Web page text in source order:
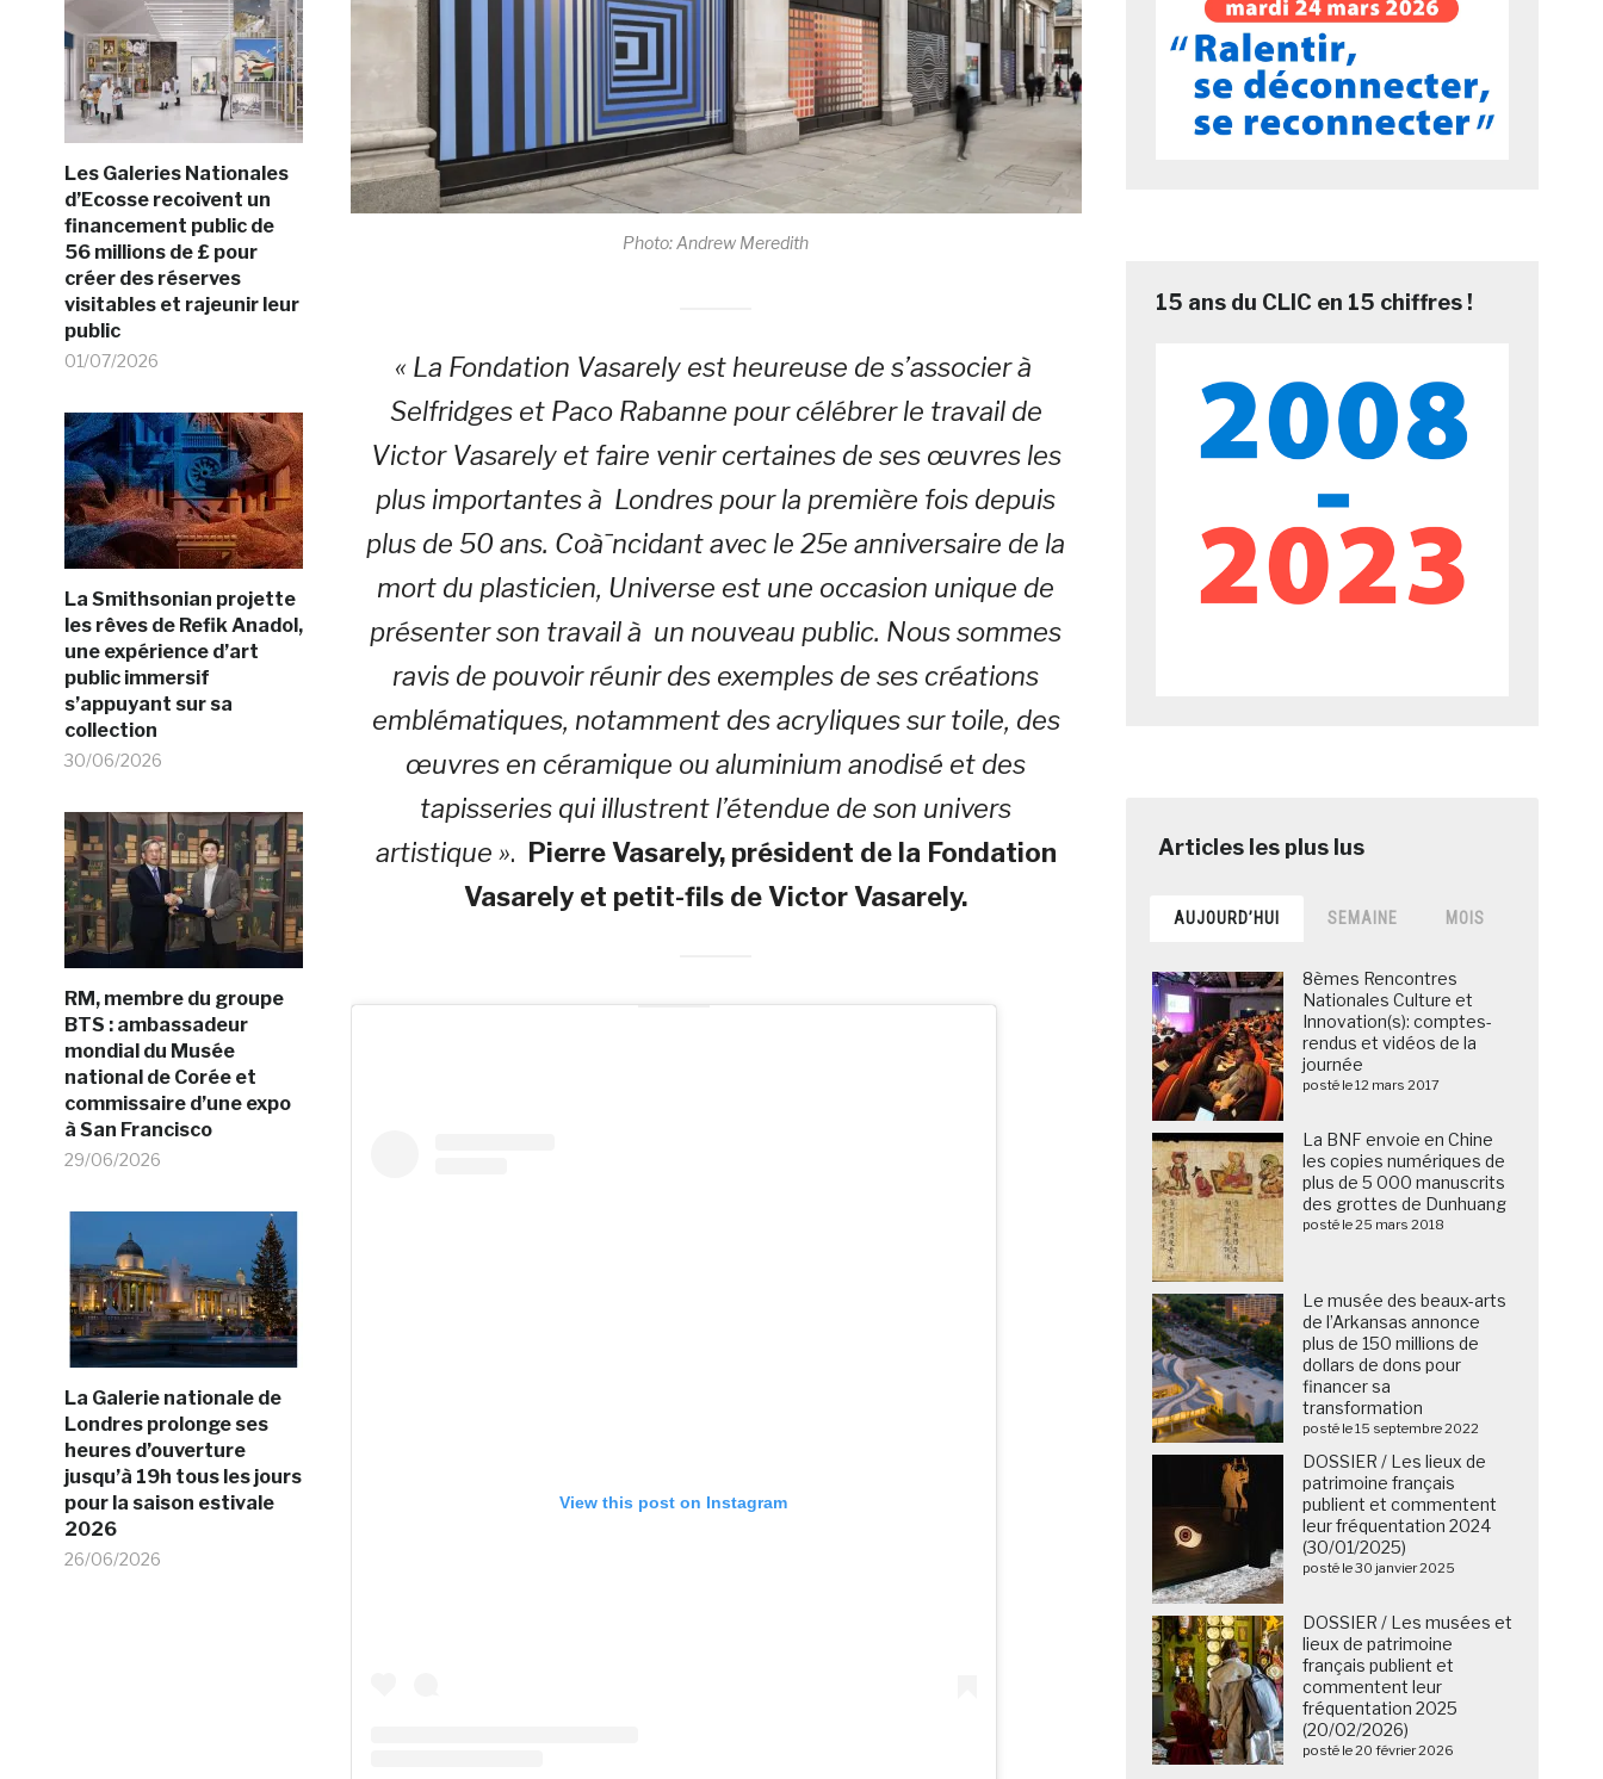
Les Galeries Nationales
d’Ecosse recoivent un
financement public de
56 millions de £ pour
créer des réserves
visitables et rajeunir leur
public
01/07/2026
La Smithsonian projette
les rêves de Refik Anadol,
une expérience d’art
public immersif
s’appuyant sur sa
collection
30/06/2026
RM, membre du groupe
BTS : ambassadeur
mondial du Musée
national de Corée et
commissaire d’une expo
à San Francisco
29/06/2026
La Galerie nationale de
Londres prolonge ses
heures d’ouverture
jusqu’à 19h tous les jours
pour la saison estivale
2026
26/06/2026
Photo: Andrew Meredith
« La Fondation Vasarely est heureuse de s’associer à
Selfridges et Paco Rabanne pour célébrer le travail de
Victor Vasarely et faire venir certaines de ses œuvres les
plus importantes à Londres pour la première fois depuis
plus de 50 ans. Coà¯ncidant avec le 25e anniversaire de la
mort du plasticien, Universe est une occasion unique de
présenter son travail à un nouveau public. Nous sommes
ravis de pouvoir réunir des exemples de ses créations
emblématiques, notamment des acryliques sur toile, des
œuvres en céramique ou aluminium anodisé et des
tapisseries qui illustrent l’étendue de son univers
artistique ».
Pierre Vasarely, président de la Fondation
Vasarely et petit-fils de Victor Vasarely.
View this post on Instagram
15 ans du CLIC en 15 chiffres !
AUJOURD’HUI SEMAINE MOIS
8èmes Rencontres
Nationales Culture et
Innovation(s): comptes-
rendus et vidéos de la
journée
posté le 12 mars 2017
La BNF envoie en Chine
les copies numériques de
plus de 5 000 manuscrits
des grottes de Dunhuang
posté le 25 mars 2018
Le musée des beaux-arts
de l’Arkansas annonce
plus de 150 millions de
dollars de dons pour
financer sa
transformation
posté le 15 septembre 2022
DOSSIER / Les lieux de
patrimoine français
publient et commentent
leur fréquentation 2024
(30/01/2025)
posté le 30 janvier 2025
DOSSIER / Les musées et
lieux de patrimoine
français publient et
commentent leur
fréquentation 2025
(20/02/2026)
posté le 20 février 2026